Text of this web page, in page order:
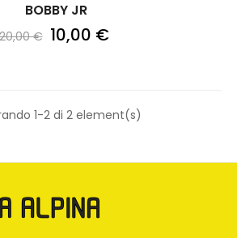
BOBBY JR
€ 10,00 €
1-2 di 2 element(s)